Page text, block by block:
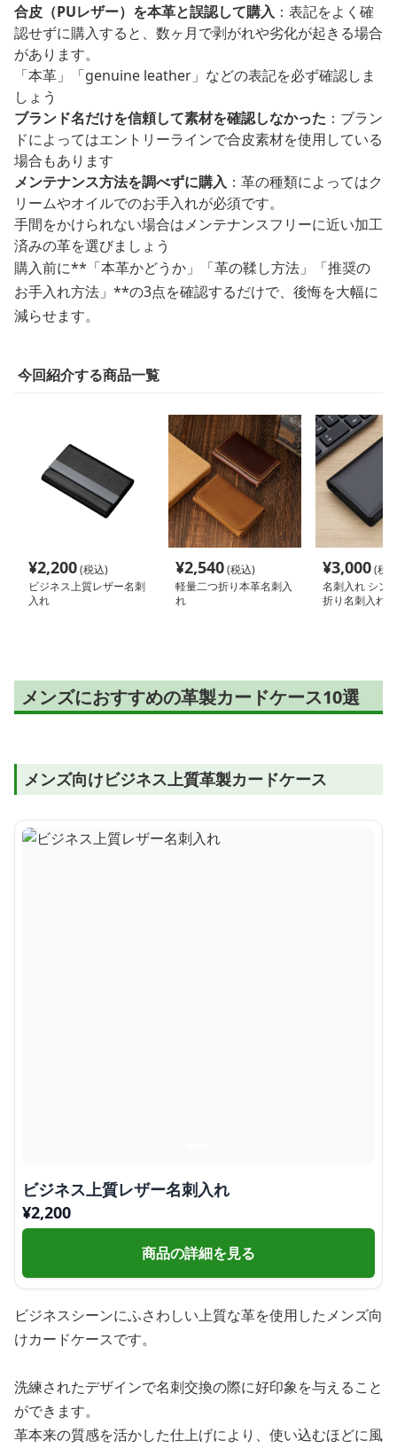
合皮（PUレザー）を本革と誤認して購入 ：表記をよく確
認せずに購入すると、数ヶ月で剥がれや劣化が起きる場合
があります。
「本革」「genuine leather」などの表記を必ず確認しま
しょう
ブランド名だけを信頼して素材を確認しなかった ：ブラン
ドによってはエントリーラインで合皮素材を使用している
場合もあります
メンテナンス方法を調べずに購入 ：革の種類によってはク
リームやオイルでのお手入れが必須です。
手間をかけられない場合はメンテナンスフリーに近い加工
済みの革を選びましょう
購入前に**「本革かどうか」「革の鞣し方法」「推奨の
お手入れ方法」**の3点を確認するだけで、後悔を大幅に
減らせます。
今回紹介する商品一覧
¥2,200(税込)
ビジネス上質レザー名刺
入れ
¥2,540(税込)
軽量二つ折り本革名刺入
れ
¥3,000(税
名刺入れ シン
折り名刺入れ
メンズにおすすめの革製カードケース10選
メンズ向けビジネス上質革製カードケース
ビジネス上質レザー名刺入れ
¥2,200
商品の詳細を見る
ビジネスシーンにふさわしい上質な革を使用したメンズ向
けカードケースです。
洗練されたデザインで名刺交換の際に好印象を与えること
ができます。
革本来の質感を活かした仕上げにより、使い込むほどに風